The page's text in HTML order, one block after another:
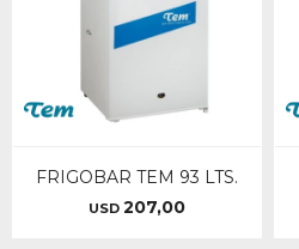
FRIGOBAR TEM 93 LTS.
USD 207,00